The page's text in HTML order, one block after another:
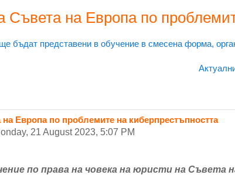
Съвета на Европа по
бъдат представени в обучение в смесена форма,
Европа по проблемите на киберпрестъпността
21 August 2023, 5:07 PM
по права на човека на юристи на Съвета